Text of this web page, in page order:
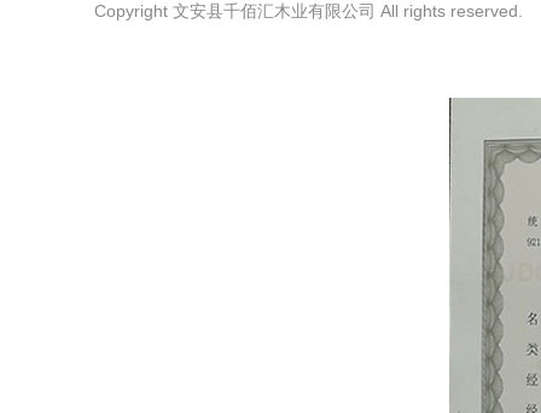
Copyright 文安县千佰汇木业有限公司 All rights reserved.